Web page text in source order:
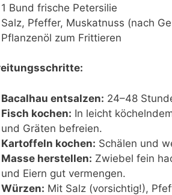
1 Bund frische Petersilie
Salz, Pfeffer, Muskatnuss (nach
Pflanzenöl zum Frittieren
Bacalhau entsalzen: 24–48
Fisch kochen: In leicht
und Gräten befreien.
Kartoffeln kochen: Schälen und
Masse herstellen: Zwiebel fein
und Eiern gut vermengen.
Würzen: Mit Salz (vorsichtig!),